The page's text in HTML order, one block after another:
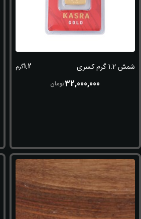
شمش 1.2 گرم کسری 1.2گرم
32,000,000تومان